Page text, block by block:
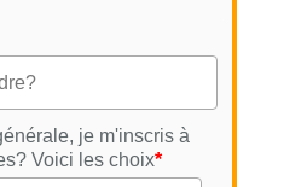
je m'inscris à
Voici les choix*